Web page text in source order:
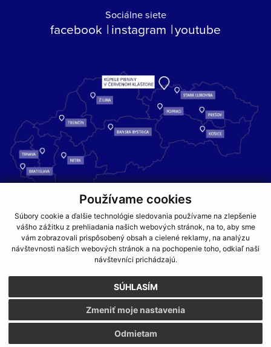
Používame cookies
Súbory cookie a ďalšie technológie sledovania používame na zlepšenie
vášho zážitku z prehliadania našich webových stránok, na to, aby sme
vám zobrazovali prispôsobený obsah a cielené reklamy, na analýzu
návštevnosti našich webových stránok a na pochopenie toho, odkiaľ naši
návštevníci prichádzajú.
SÚHLASÍM
Odmietam
Zmeniť moje nastavenia
Sociálne siete
facebook instagram youtube
Kúpele Pieniny – miesto, kde sa príroda stretáva s liečivou silou
vody a oddychom pre telo aj dušu.
GDPR COOKIES PARTNERI
JEDÁLNY LÍSTOK
CENNÍKY
NA ZAČIATOK STRÁNKY
WEBDESIGN WEBEX.DIGITAL
REZERVOVAŤ UBYTOVANIE